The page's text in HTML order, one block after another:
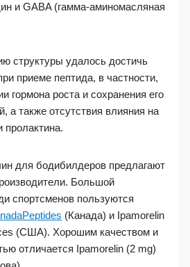
и GABA (гамма-аминомасляная
структуры удалось достичь
приеме пептида, в частности,
гормона роста и сохранения его
а также отсутствия влияния на
пролактина.
для бодибилдеров предлагают
Большой
спортсменов пользуются
(Канада) и Ipamorelin
(США). Хорошим качеством и
отличается Ipamorelin (2 mg)